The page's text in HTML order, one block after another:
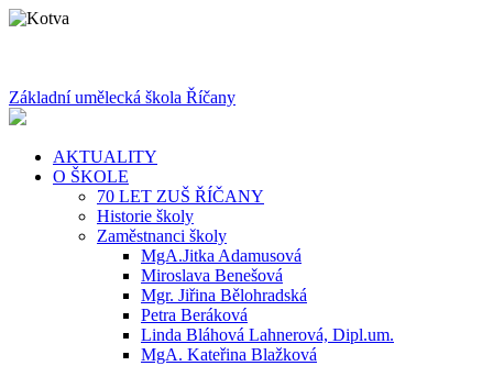
Základní umělecká škola Říčany
AKTUALITY
O ŠKOLE
70 LET ZUŠ ŘÍČANY
Historie školy
Zaměstnanci školy
MgA.Jitka Adamusová
Miroslava Benešová
Mgr. Jiřina Bělohradská
Petra Beráková
Linda Bláhová Lahnerová, Dipl.um.
MgA. Kateřina Blažková